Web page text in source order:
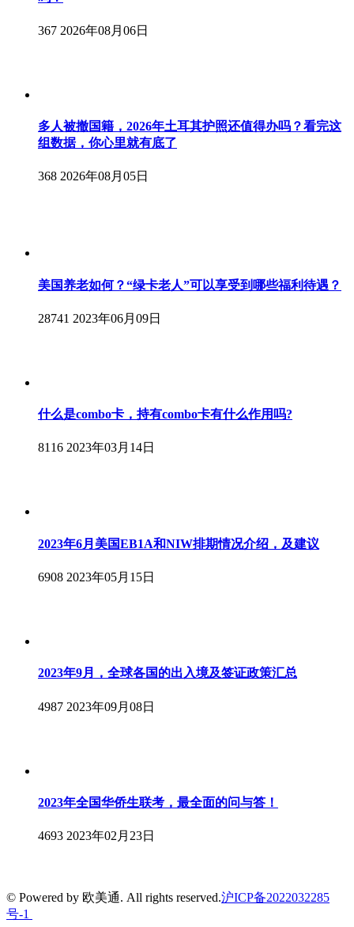
367 2026年08月06日
多人被撤国籍，2026年土耳其护照还值得办吗？看完这
组数据，你心里就有底了
368 2026年08月05日
美国养老如何？“绿卡老人”可以享受到哪些福利待遇？
28741 2023年06月09日
什么是combo卡，持有combo卡有什么作用吗?
8116 2023年03月14日
2023年6月美国EB1A和NIW排期情况介绍，及建议
6908 2023年05月15日
2023年9月，全球各国的出入境及签证政策汇总
4987 2023年09月08日
2023年全国华侨生联考，最全面的问与答！
4693 2023年02月23日
© Powered by 欧美通. All rights reserved.沪ICP备2022032285
号-1